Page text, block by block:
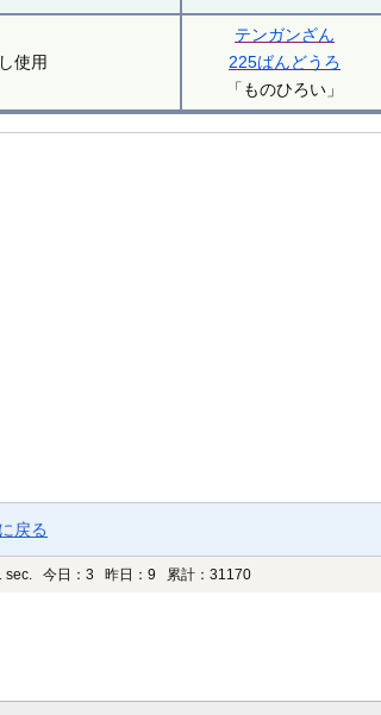
使用
テンガンざん
225ばんどうろ
「ものひろい」
戻る
sec. 今日：3 昨日：9 累計：31170